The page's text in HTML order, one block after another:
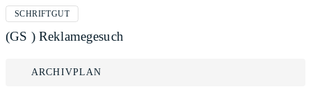
SCHRIFTGUT
(GS ) Reklamegesuch
ARCHIVPLAN